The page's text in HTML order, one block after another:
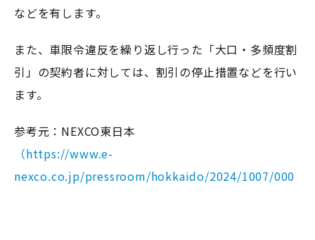
などを有します。
また、車限令違反を繰り返し行った「大口・多頻度割
引」の契約者に対しては、割引の停止措置などを行い
ます。
参考元：NEXCO東日本
（https://www.e-
nexco.co.jp/pressroom/hokkaido/2024/1007/000